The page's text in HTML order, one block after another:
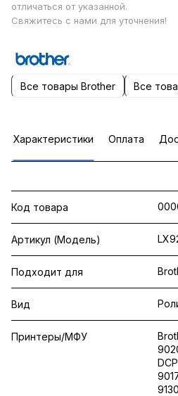
отличаться от указанной.
Свяжитесь с нами для уточнения!
Все товары Brother Все
Характеристики Оплата
Код товара
Артикул (Модель)
Подходит для
Вид
Принтеры/МФУ